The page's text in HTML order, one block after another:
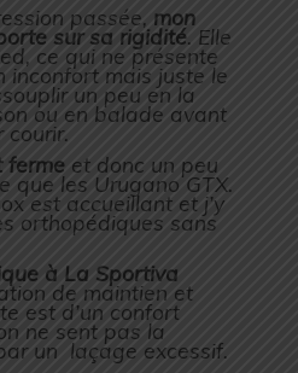
passée, mon
sur sa rigidité. Elle
ce qui ne présente
inconfort mais juste le
un peu en la
ou en balade avant
courir.
ferme et donc un peu
que les Urugano GTX.
est accueillant et j’y
orthopédiques sans
à La Sportiva
de maintien et
est d’un confort
ne sent pas la
un laçage excessif.